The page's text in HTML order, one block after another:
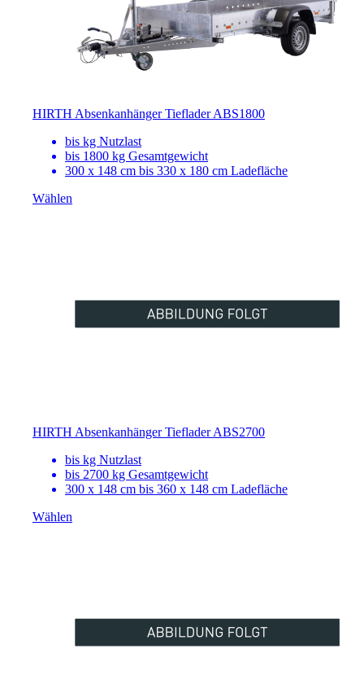
HIRTH Absenkanhänger Tieflader ABS1800
bis kg Nutzlast
bis 1800 kg Gesamtgewicht
300 x 148 cm bis 330 x 180 cm Ladefläche
Wählen
HIRTH Absenkanhänger Tieflader ABS2700
bis kg Nutzlast
bis 2700 kg Gesamtgewicht
300 x 148 cm bis 360 x 148 cm Ladefläche
Wählen